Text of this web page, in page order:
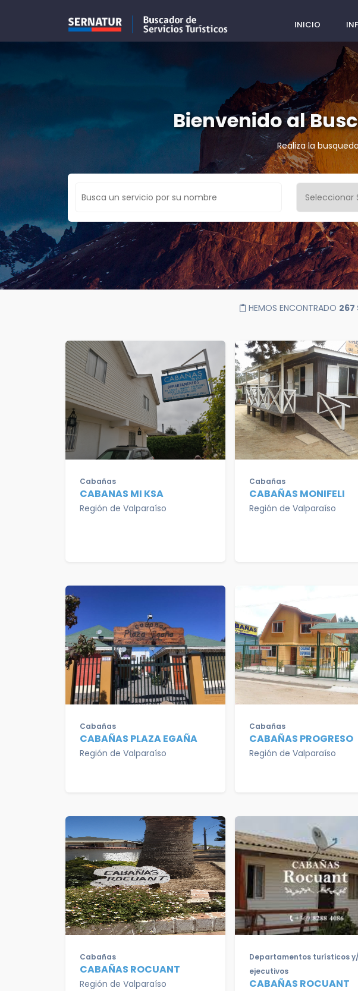
INICIO
Bienvenido al
Realiza la
HEMOS ENCONTRADO 267
Cabañas
CABANAS MI KSA
Región de Valparaíso
Cabañas
CABAÑAS MONIFELI
Región de Valparaíso
Cabañas
CABAÑAS PLAZA EGAÑA
Región de Valparaíso
Cabañas
CABAÑAS PROGRESO
Región de Valparaíso
Cabañas
CABAÑAS ROCUANT
Región de Valparaíso
Departamentos turísticos
ejecutivos
CABAÑAS ROCUANT